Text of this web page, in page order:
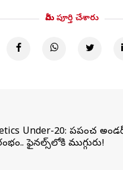
మీరు పూర్తి చేశారు
Under-20: ప్రపంచ
ఫైనల్స్‌లోకి ముగ్గురు!